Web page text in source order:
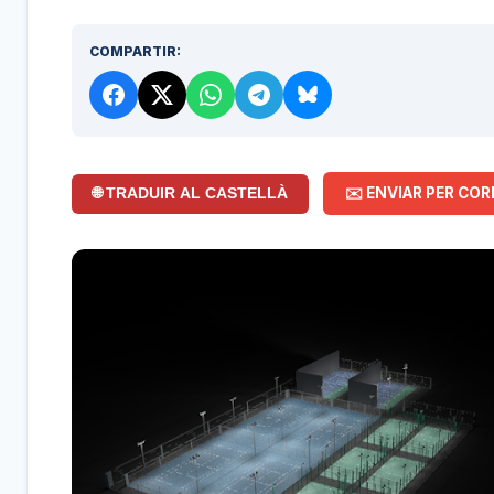
COMPARTIR:
🌐 TRADUIR AL CASTELLÀ ✉️ ENVIAR PER